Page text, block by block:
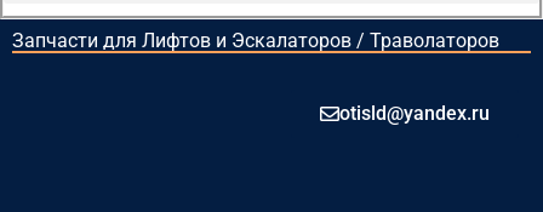
Запчасти для Лифтов и Эскалаторов / Траволаторов
otisld@yandex.ru